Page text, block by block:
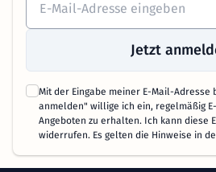
Jetzt
Mit der Eingabe meiner E-Mail-Adresse
anmelden" willige ich ein, regelmäßig
Angeboten zu erhalten. Ich kann diese
widerrufen. Es gelten die Hinweise in